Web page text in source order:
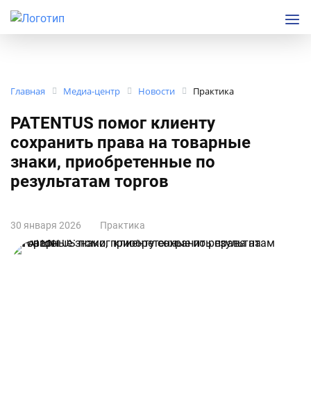
Главная Медиа-центр Новости Практика
PATENTUS помог клиенту
сохранить права на товарные
знаки, приобретенные по
результатам торгов
30 января 2026 Практика